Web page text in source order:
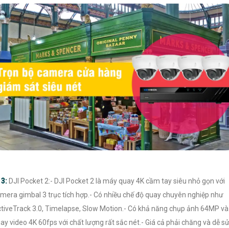
3: DJI Pocket 2:- DJI Pocket 2 là máy quay 4K cầm tay siêu nhỏ gọn với
gimbal 3 trục tích hợp.- Có nhiều chế độ quay chuyên nghiệp như
3.0, Timelapse, Slow Motion.- Có khả năng chụp ảnh 64MP và
video 4K 60fps với chất lượng rất sắc nét.- Giá cả phải chăng và dễ sử